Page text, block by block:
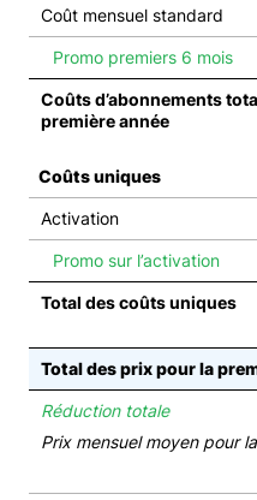
Coût mensuel standard
Promo premiers 6 mois
Coûts d’abonnements
première année
Coûts uniques
Activation
Promo sur l’activation
Total des coûts uniques
Total des prix pour la
Réduction totale
Prix mensuel moyen pour